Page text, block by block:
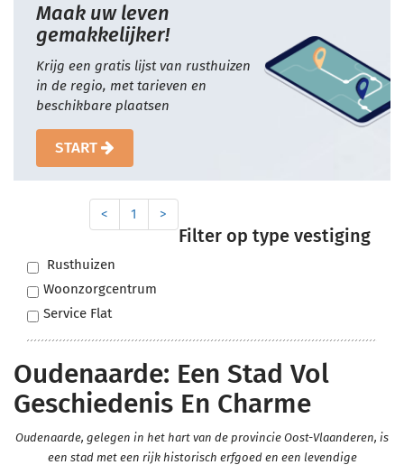
Maak uw leven
gemakkelijker!
Krijg een gratis lijst van rusthuizen
in de regio, met tarieven en
beschikbare plaatsen
START
< 1 >
Filter op type vestiging
Rusthuizen
Woonzorgcentrum
Service Flat
Oudenaarde: Een Stad Vol
Geschiedenis En Charme
Oudenaarde, gelegen in het hart van de provincie Oost-Vlaanderen, is
een stad met een rijk historisch erfgoed en een levendige